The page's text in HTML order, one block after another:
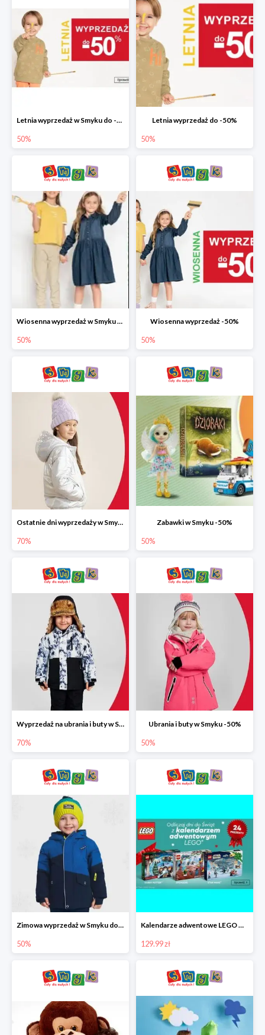
Letnia wyprzedaż w Smyku do -50%
50%
Letnia wyprzedaż do -50%
50%
Wiosenna wyprzedaż w Smyku do -50%
50%
Wiosenna wyprzedaż -50%
50%
Ostatnie dni wyprzedaży w Smyku do -70%
70%
Zabawki w Smyku -50%
50%
Wyprzedaż na ubrania i buty w Smyku do -70%
70%
Ubrania i buty w Smyku -50%
50%
Zimowa wyprzedaż w Smyku do -50%
50%
Kalendarze adwentowe LEGO w Smyku w super cenie
129.99 zł